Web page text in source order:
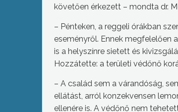
követően érkezett – mondta dr.
– Pénteken, a reggeli órákban
eseményről. Ennek megfelelően
is a helyszínre sietett és
Hozzátette: a területi védőnő
– A család sem a várandóság,
ellátást, arról konzekvensen
ellenére is. A védőnő nem